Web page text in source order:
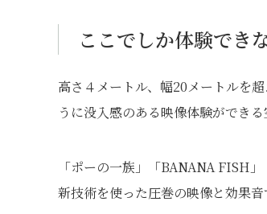
ここでしか体験でき
高さ４メートル、幅20メートルを
うに没入感のある映像体験ができる
「ポーの一族」「BANANA FISH
新技術を使った圧巻の映像と効果音